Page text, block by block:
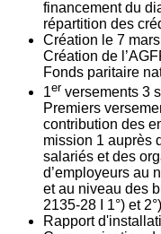
financement du
répartition des
Création le 7
Création de
Fonds paritaire
1er versements 3
Premiers
contribution des
mission 1 auprès
salariés et des
d’employeurs au
et au niveau des
2135‐28 I 1°) et
Rapport